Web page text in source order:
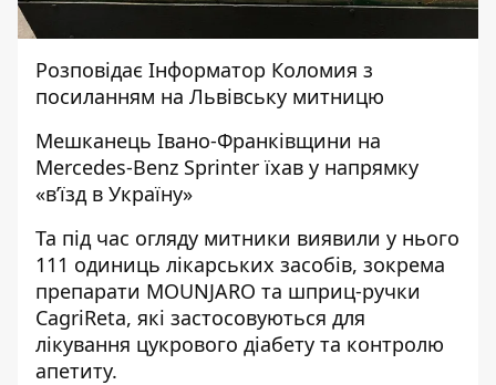
Розповідає Інформатор Коломия з
посиланням на Львівську митницю
Мешканець Івано-Франківщини на
Mercedes-Benz Sprinter їхав у напрямку
«в’їзд в Україну»
Та під час огляду митники виявили у нього
111 одиниць лікарських засобів, зокрема
препарати MOUNJARO та шприц-ручки
CagriReta, які застосовуються для
лікування цукрового діабету та контролю
апетиту.